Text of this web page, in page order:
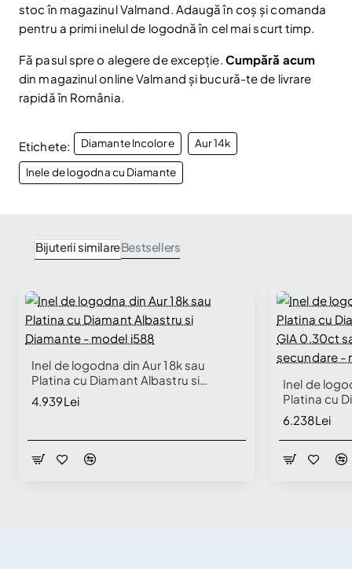
stoc în magazinul Valmand. Adaugă în coș și comanda
pentru a primi inelul de logodnă în cel mai scurt timp.
Fă pasul spre o alegere de excepție. Cumpără acum
din magazinul online Valmand și bucură-te de livrare
rapidă în România.
Etichete: Diamante Incolore Aur 14k
Inele de logodna cu Diamante
Bijuterii similareBestsellers
Inel de logodna din Aur 18k sau
Platina cu Diamant Albastru si
Diamante - model i588
4.939Lei
Inel de
Platina cu
GIA 0.30ct
secundare
6.238Lei